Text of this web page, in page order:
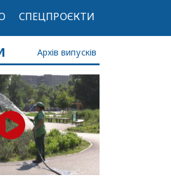
СПЕЦПРОЄКТИ
Архів випусків